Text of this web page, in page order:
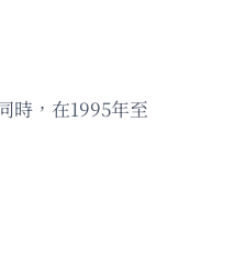
時，在1995年至